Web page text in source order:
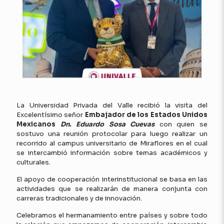
La Universidad Privada del Valle recibió la visita del
Excelentísimo señor Embajador de los Estados Unidos
Mexicanos Dn. Eduardo Sosa Cuevascon quien se
sostuvo una reunión protocolar para luego realizar un
recorrido al campus universitario de Miraflores en el cual
se intercambió información sobre temas académicos y
culturales.
El apoyo de cooperación interinstitucional se basa en las
actividades que se realizarán de manera conjunta con
carreras tradicionales y de innovación.
Celebramos el hermanamiento entre países y sobre todo